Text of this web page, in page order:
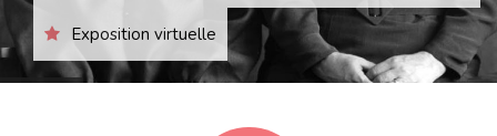
Exposition virtuelle